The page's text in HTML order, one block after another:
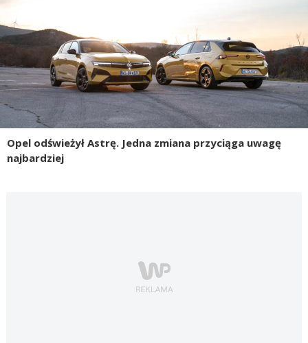
Opel odświeżył Astrę. Jedna zmiana przyciąga uwagę
najbardziej